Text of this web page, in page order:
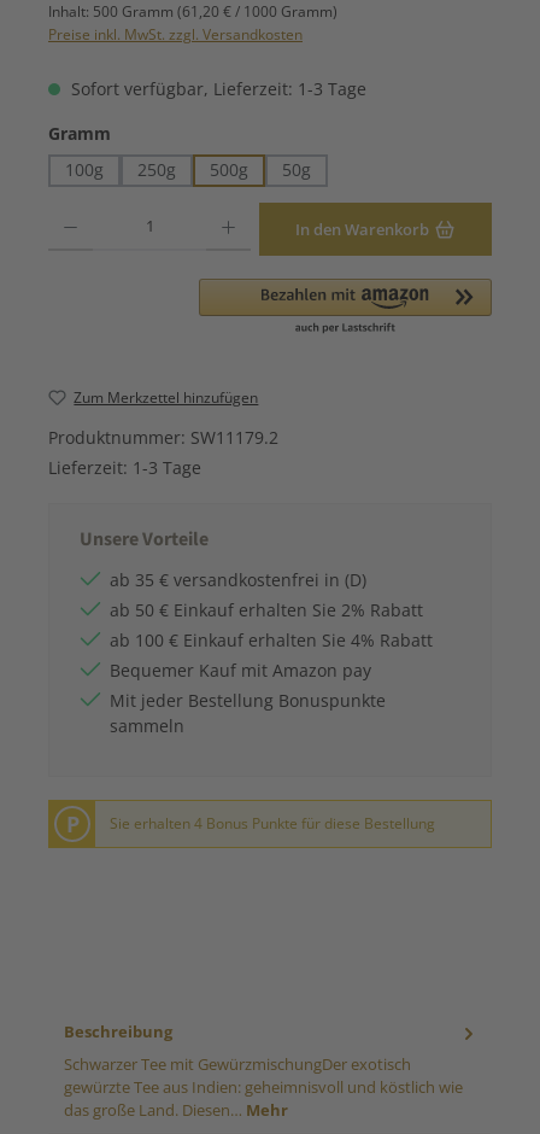
Inhalt: 500 Gramm (61,20 € / 1000 Gramm)
Preise inkl. MwSt. zzgl. Versandkosten
Sofort verfügbar, Lieferzeit: 1-3 Tage
Gramm
100g
250g 500g 50g
In den Warenkorb
Zum Merkzettel hinzufügen
Produktnummer: SW11179.2
Lieferzeit: 1-3 Tage
Unsere Vorteile
ab 35 € versandkostenfrei in (D)
ab 50 € Einkauf erhalten Sie 2% Rabatt
ab 100 € Einkauf erhalten Sie 4% Rabatt
Bequemer Kauf mit Amazon pay
Mit jeder Bestellung Bonuspunkte
sammeln
P Sie erhalten 4 Bonus Punkte für diese Bestellung
Beschreibung
Schwarzer Tee mit GewürzmischungDer exotisch
gewürzte Tee aus Indien: geheimnisvoll und köstlich wie
das große Land. Diesen… Mehr